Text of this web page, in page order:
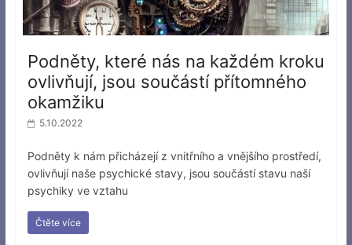
Podněty, které nás na každém kroku
ovlivňují, jsou součástí přítomného
okamžiku
5.10.2022
Podněty k nám přicházejí z vnitřního a vnějšího prostředí,
ovlivňují naše psychické stavy, jsou součástí stavu naší
psychiky ve vztahu
Čtěte více